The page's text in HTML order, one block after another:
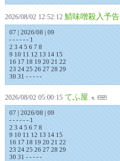
2026/08/02 12:52:12 鯖味噌殺入予告
07 | 2026/08 | 09
- - - - - - 1
2 3 4 5 6 7 8
9 10 11 12 13 14 15
16 17 18 19 20 21 22
23 24 25 26 27 28 29
30 31 - - - - -
2026/08/02 05:00:15 てふ屋
07 | 2026/08 | 09
- - - - - - 1
2 3 4 5 6 7 8
9 10 11 12 13 14 15
16 17 18 19 20 21 22
23 24 25 26 27 28 29
30 31 - - - - -